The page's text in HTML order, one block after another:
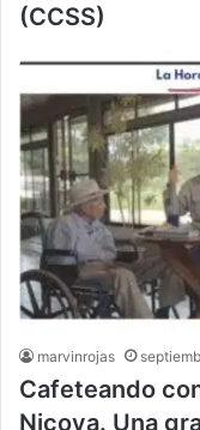
(CCSS)
marvinrojas
Cafeteando
Nicoya. Una